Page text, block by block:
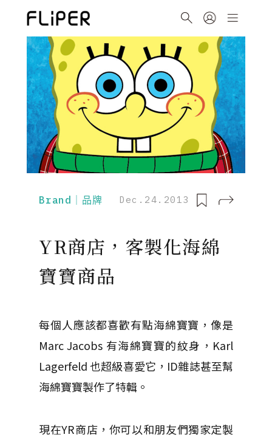
Brand｜品牌 Dec.24.2013
YR商店，客製化海綿
寶寶商品
每個人應該都喜歡有點海綿寶寶，像是
Marc Jacobs 有海綿寶寶的紋身，Karl
Lagerfeld 也超級喜愛它，ID雜誌甚至幫
海綿寶寶製作了特輯。
現在YR商店，你可以和朋友們獨家定製